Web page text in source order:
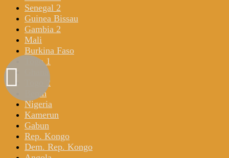
Senegal 2
Guinea Bissau
Gambia 2
Mali
Burkina Faso
Togo 1
Ghana
Togo 2
Benin
Nigeria
Kamerun
Gabun
Rep. Kongo
Dem. Rep. Kongo